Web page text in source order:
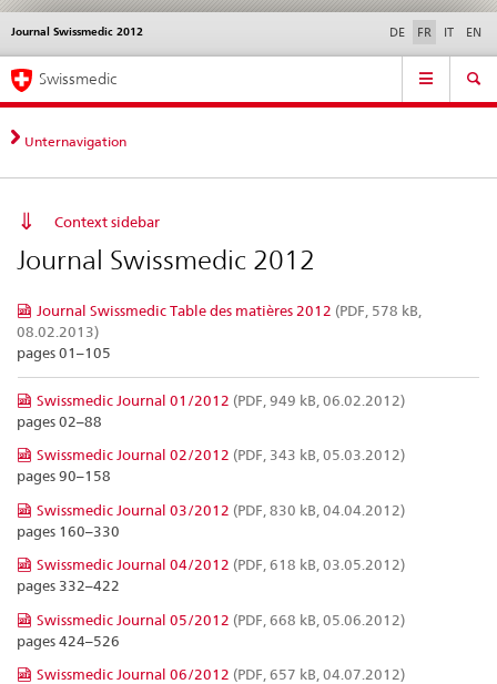
Navigation
directe:
actualités,
bases
contact
Actualités & Mises à
normes
Contact | Support &
aide
Journal Swissmedic 2012 DE FR IT EN
Service
Navigation
Swissmedic
Unternavigation
Context sidebar
Journal Swissmedic 2012
Journal Swissmedic Table des matières 2012 (PDF, 578 kB,
08.02.2013)
pages 01–105
Swissmedic Journal 01/2012 (PDF, 949 kB, 06.02.2012)
pages 02–88
Swissmedic Journal 02/2012 (PDF, 343 kB, 05.03.2012)
pages 90–158
Swissmedic Journal 03/2012 (PDF, 830 kB, 04.04.2012)
pages 160–330
Swissmedic Journal 04/2012 (PDF, 618 kB, 03.05.2012)
pages 332–422
Swissmedic Journal 05/2012 (PDF, 668 kB, 05.06.2012)
pages 424–526
Swissmedic Journal 06/2012 (PDF, 657 kB, 04.07.2012)